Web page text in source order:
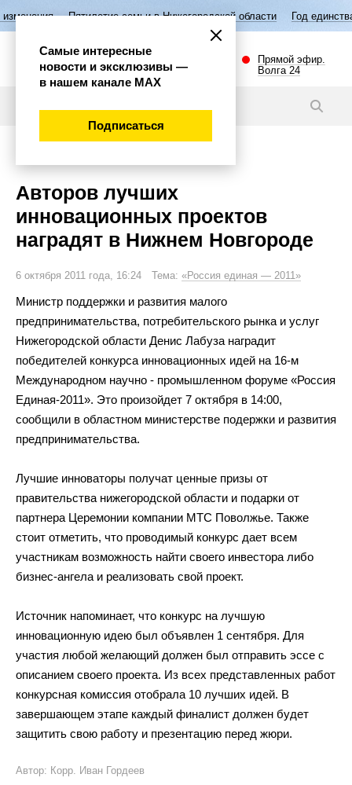
Пятилетие семьи в Нижегородской области Год единства народов
Прямой эфир.
Волга 24
Авторов лучших
инновационных проектов
наградят в Нижнем Новгороде
6 октября 2011 года, 16:24 Тема: «Россия единая — 2011»
Министр поддержки и развития малого
предпринимательства, потребительского рынка и услуг
Нижегородской области Денис Лабуза наградит
победителей конкурса инновационных идей на 16-м
Международном научно - промышленном форуме «Россия
Единая-2011». Это произойдет 7 октября в 14:00,
сообщили в областном министерстве подержки и развития
предпринимательства.
Лучшие инноваторы получат ценные призы от
правительства нижегородской области и подарки от
партнера Церемонии компании МТС Поволжье. Также
стоит отметить, что проводимый конкурс дает всем
участникам возможность найти своего инвестора либо
бизнес-ангела и реализовать свой проект.
Источник напоминает, что конкурс на лучшую
инновационную идею был объявлен 1 сентября. Для
участия любой желающий должен был отправить эссе с
описанием своего проекта. Из всех представленных работ
конкурсная комиссия отобрала 10 лучших идей. В
завершающем этапе каждый финалист должен будет
защитить свою работу и презентацию перед жюри.
Автор: Корр. Иван Гордеев
Самые интересные
новости и эксклюзивы —
в нашем канале МАХ
Подписаться